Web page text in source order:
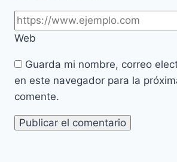
Web
Guarda mi nombre, correo
en este navegador para la
comente.